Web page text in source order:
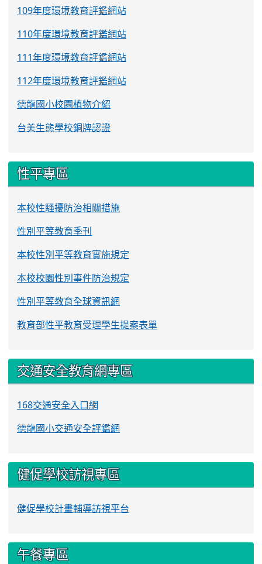
109年度環境教育評鑑網站
110年度環境教育評鑑網站
111年度環境教育評鑑網站
112年度環境教育評鑑網站
德龍國小校園植物介紹
台美生態學校銅牌認證
性平專區
本校性騷擾防治相關措施
性別平等教育季刊
本校性別平等教育實施規定
本校校園性別事件防治規定
性別平等教育全球資訊網
教育部性平教育受理學生提案表單
交通安全教育網專區
168交通安全入口網
德龍國小交通安全評鑑網
健促學校訪視專區
健促學校計畫輔導訪視平台
午餐專區